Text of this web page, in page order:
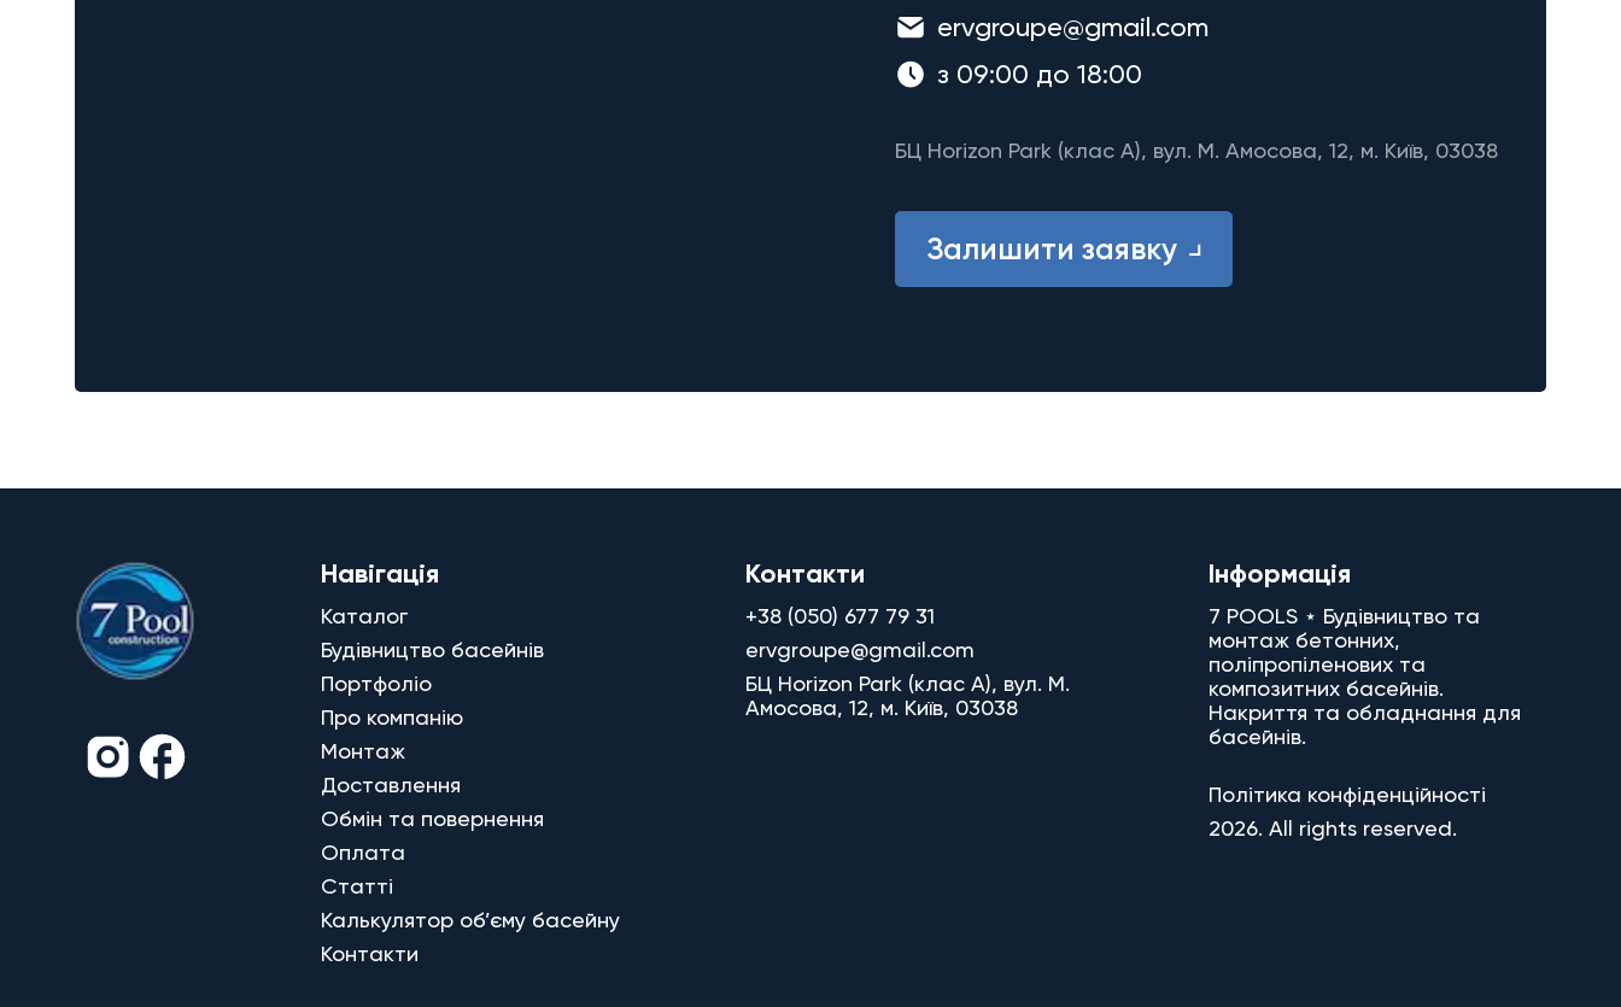
ervgroupe@gmail.com
з 09:00 до 18:00
БЦ Horizon Park (клас A), вул. М. Амосова, 12, м. Київ, 03038
Залишити заявку
Навігація
Каталог
Будівництво басейнів
Портфоліо
Про компанію
Монтаж
Доставлення
Обмін та повернення
Оплата
Статті
Калькулятор об’єму басейну
Контакти
Контакти
+38 (050) 677 79 31
ervgroupe@gmail.com
БЦ Horizon Park (клас A), вул. М.
Амосова, 12, м. Київ, 03038
Інформація
7 POOLS ⋆ Будівництво та
монтаж бетонних,
поліпропіленових та
композитних басейнів.
Накриття та обладнання для
басейнів.
Політика конфіденційності
2026. All rights reserved.